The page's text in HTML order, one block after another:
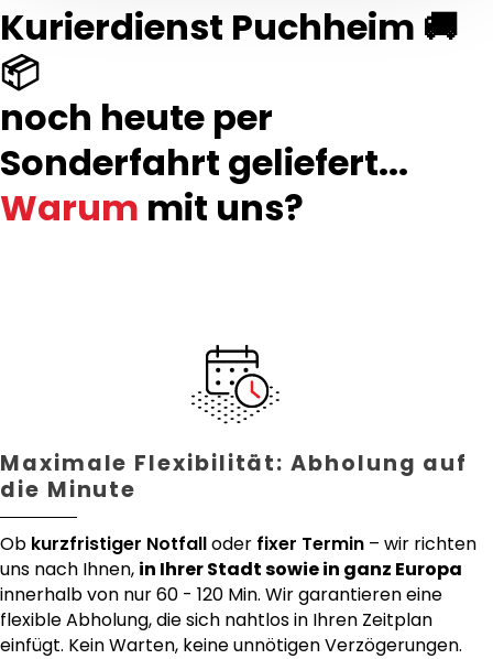
Kurierdienst Puchheim 🚚
📦
noch heute per
Sonderfahrt geliefert...
Warum mit uns?
Maximale Flexibilität: Abholung auf
die Minute
Ob kurzfristiger Notfalloder fixer Termin – wir richten
uns nach Ihnen, in Ihrer Stadt sowie in ganz Europa
innerhalb von nur 60 - 120 Min. Wir garantieren eine
flexible Abholung, die sich nahtlos in Ihren Zeitplan
einfügt. Kein Warten, keine unnötigen Verzögerungen.